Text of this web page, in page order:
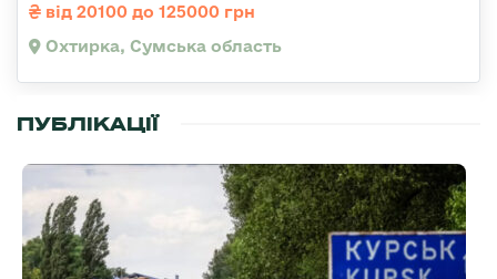
від 20100 до 125000 грн
Охтирка, Сумська область
ПУБЛІКАЦІЇ